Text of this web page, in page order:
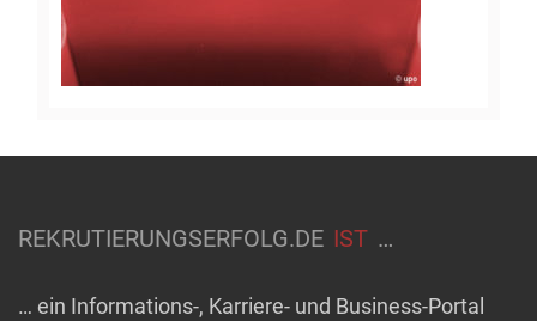
REKRUTIERUNGSERFOLG.DE IST …
… ein Informations-, Karriere- und Business-Portal